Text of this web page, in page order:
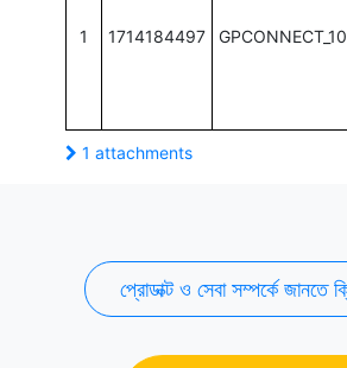
1 1714184497
1 attachments
প্রোডাক্ট ও সেবা সম্পর্কে